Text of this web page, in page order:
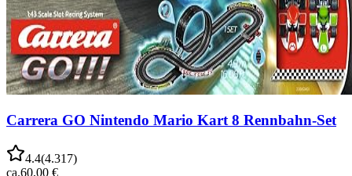
Carrera GO Nintendo Mario Kart 8 Rennbahn-Set
4.4(4.317)
ca.60,00 €